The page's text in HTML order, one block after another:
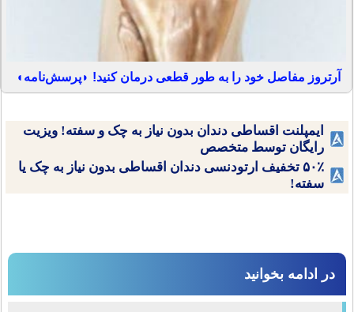
آرتروز مفاصل خود را به طور قطعی درمان کنید! ◗پرسش‌نامه◖
ایمپلنت اقساطی دندان بدون نیاز به چک و سفته! ویزیت
رایگان توسط متخصص
۵۰٪ تخفیف ارتودنسی دندان اقساطی بدون نیاز به چک یا
سفته!
در ادامه بخوانید